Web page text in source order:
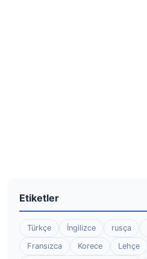
Etiketler
Türkçe İngilizce rusça
Fransızca
Korece Lehçe